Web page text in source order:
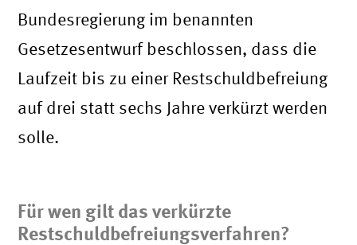
Bundesregierung im benannten
Gesetzesentwurf beschlossen, dass die
Laufzeit bis zu einer Restschuldbefreiung
auf drei statt sechs Jahre verkürzt werden
solle.
Für wen gilt das verkürzte
Restschuldbefreiungsverfahren?